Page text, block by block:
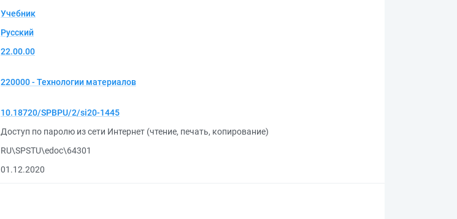
Учебник
Русский
22.00.00
220000 - Технологии материалов
10.18720/SPBPU/2/si20-1445
Доступ по паролю из сети Интернет (чтение, печать, копирование)
RU\SPSTU\edoc\64301
01.12.2020